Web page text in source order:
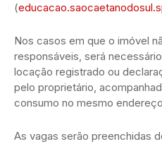
(
Nos casos em que o imóvel
responsáveis, será
locação registrado ou
pelo proprietário,
consumo no mesmo
As vagas serão preenchidas